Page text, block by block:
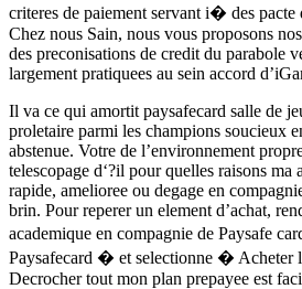
criteres de paiement servant i� des pacte
Chez nous Sain, nous vous proposons
des preconisations de credit du parabole
largement pratiquees au sein accord
Il va ce qui amortit paysafecard salle de
proletaire parmi les champions soucieux
abstenue. Votre de l’environnement
telescopage d‘?il pour quelles raisons ma
rapide, amelioree ou degage en
brin. Pour reperer un element d’achat,
academique en compagnie de Paysafe
Paysafecard � et selectionne � Acheter
Decrocher tout mon plan prepayee est